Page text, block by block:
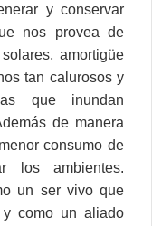
y conservar
nos provea de
amortigüe
tan calurosos y
que inundan
de manera
consumo de
los ambientes.
un ser vivo que
y como un aliado